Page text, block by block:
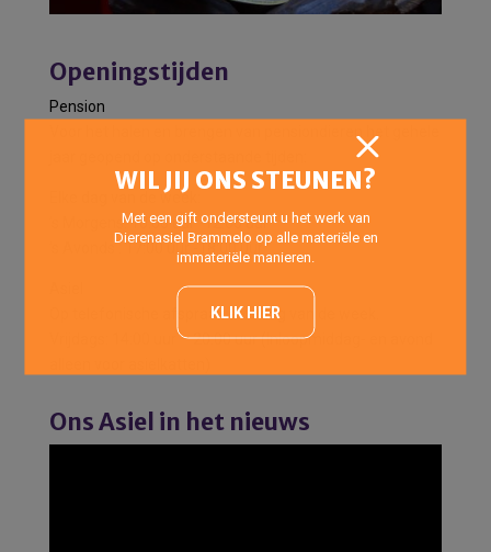
Openingstijden
Pension
Voor het halen en brengen van pensiondieren het gehele
Elke dag van de week:
’s Morgens: 10:00 uur -12:00 uur
’s Avonds : 17:00 uur -18:00 uur
Op telefonische afspraak elke dag van de week.
Vrijdags: 14:00 uur – 20:00 uur (Inloopmiddag- en avond
Ons Asiel in het nieuws
WIL JIJ ONS STEUNEN?
Met een gift ondersteunt u het werk van
Dierenasiel Brammelo op alle materiële en
immateriële manieren.
KLIK HIER